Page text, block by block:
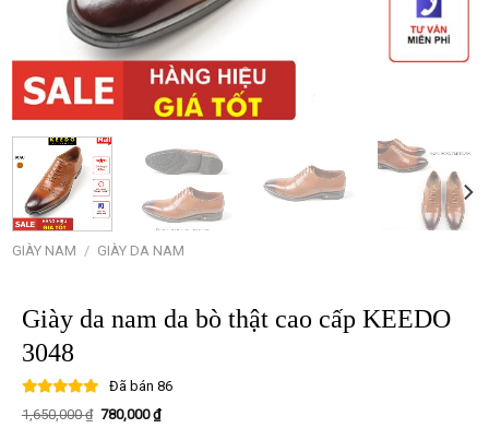
GIÀY NAM / GIÀY DA NAM
Giày da nam da bò thật cao cấp KEEDO
3048
Đã bán 86
1,650,000₫ Giá
780,000₫Giá
hiện